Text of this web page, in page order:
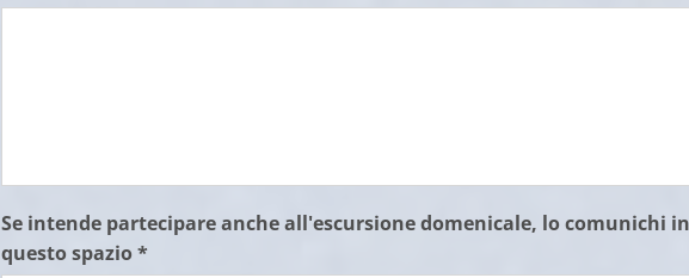
Se intende partecipare anche all'escursione domenicale, lo comunichi in
questo spazio *